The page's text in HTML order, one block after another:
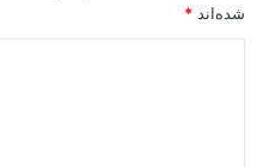
شده‌اند *